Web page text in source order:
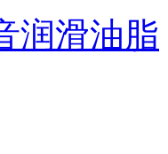
润滑油脂